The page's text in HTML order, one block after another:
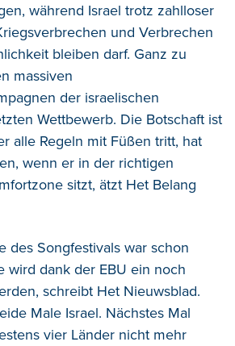
während Israel trotz zahlloser
und Verbrechen
bleiben darf. Ganz zu
massiven
der israelischen
Wettbewerb. Die Botschaft ist
alle Regeln mit Füßen tritt, hat
wenn er in der richtigen
sitzt, ätzt Het Belang
des Songfestivals war schon
wird dank der EBU ein noch
schreibt Het Nieuwsblad.
Male Israel. Nächstes Mal
vier Länder nicht mehr